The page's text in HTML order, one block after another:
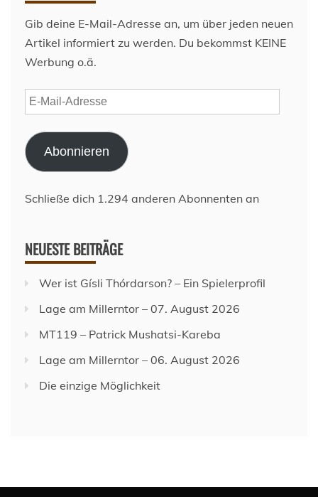
Gib deine E-Mail-Adresse an, um über jeden neuen
Artikel informiert zu werden. Du bekommst KEINE
Werbung o.ä.
E-
Mail-
Adresse
Abonnieren
Schließe dich 1.294 anderen Abonnenten an
NEUESTE BEITRÄGE
Wer ist Gísli Thórdarson? – Ein Spielerprofil
Lage am Millerntor – 07. August 2026
MT119 – Patrick Mushatsi-Kareba
Lage am Millerntor – 06. August 2026
Die einzige Möglichkeit